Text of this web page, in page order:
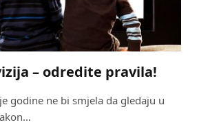
– odredite pravila!
godine ne bi smjela da gledaju u